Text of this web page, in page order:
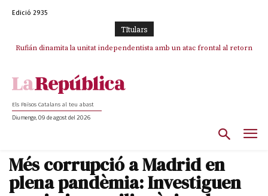
Edició 2935
TItulars
Rufián dinamita la unitat independentista amb un atac frontal al retorn
Puigdemont reivindica la transparència del seu retorn i manté el pols
Els Països Catalans al teu abast
Diumenge, 09 de agost del 2026
Més corrupció a Madrid en
plena pandèmia: Investiguen